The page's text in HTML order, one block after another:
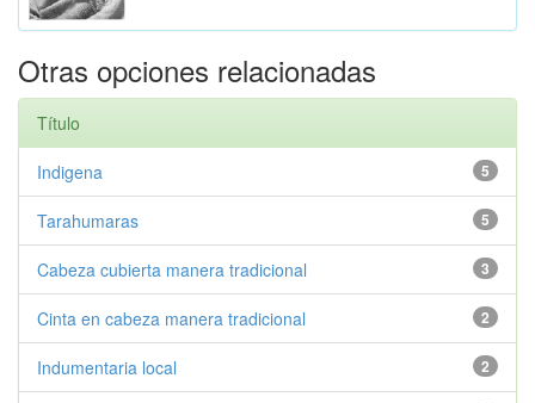
Otras opciones relacionadas
Título
5
Indigena
5
Tarahumaras
3
Cabeza cubierta manera tradicional
2
Cinta en cabeza manera tradicional
2
Indumentaria local